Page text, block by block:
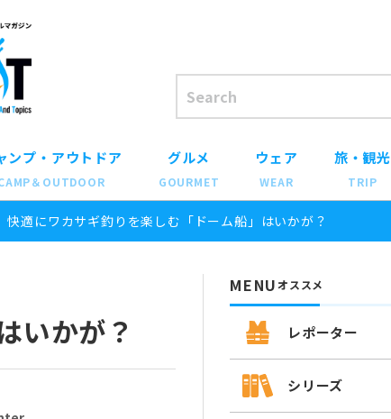
ンプ・アウトドア
＆OUTDOOR
グルメ
GOURMET
ウェア
WEAR
旅・観光
TRIP
適にワカサギ釣りを楽しむ「ドーム船」はいかが？
いかが？
MENUオススメ
レポーター
シリーズ